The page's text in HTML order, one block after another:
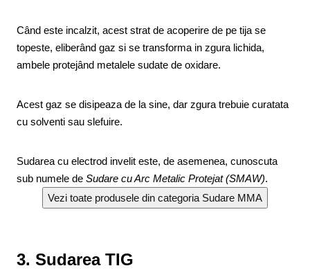
Când este incalzit, acest strat de acoperire de pe tija se
topeste, eliberând gaz si se transforma in zgura lichida,
ambele protejând metalele sudate de oxidare.
Acest gaz se disipeaza de la sine, dar zgura trebuie curatata
cu solventi sau slefuire.
Sudarea cu electrod invelit este, de asemenea, cunoscuta
sub numele de Sudare cu Arc Metalic Protejat (SMAW).
3. Sudarea TIG